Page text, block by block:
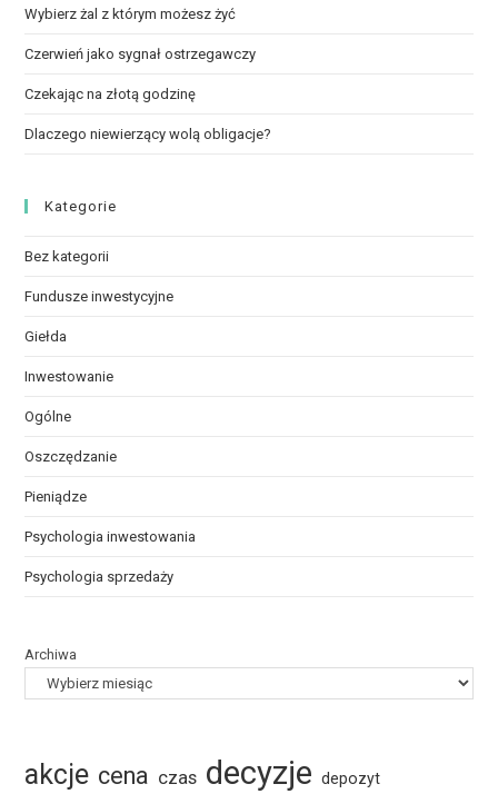
Wybierz żal z którym możesz żyć
Czerwień jako sygnał ostrzegawczy
Czekając na złotą godzinę
Dlaczego niewierzący wolą obligacje?
Kategorie
Bez kategorii
Fundusze inwestycyjne
Giełda
Inwestowanie
Ogólne
Oszczędzanie
Pieniądze
Psychologia inwestowania
Psychologia sprzedaży
Archiwa
akcje cena czas decyzje depozyt